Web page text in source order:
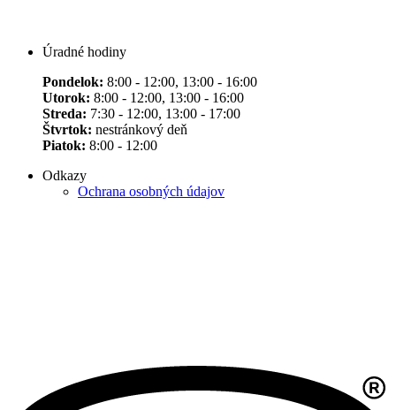
Úradné hodiny
Pondelok: 8:00 - 12:00, 13:00 - 16:00
Utorok: 8:00 - 12:00, 13:00 - 16:00
Streda: 7:30 - 12:00, 13:00 - 17:00
Štvrtok: nestránkový deň
Piatok: 8:00 - 12:00
Odkazy
Ochrana osobných údajov